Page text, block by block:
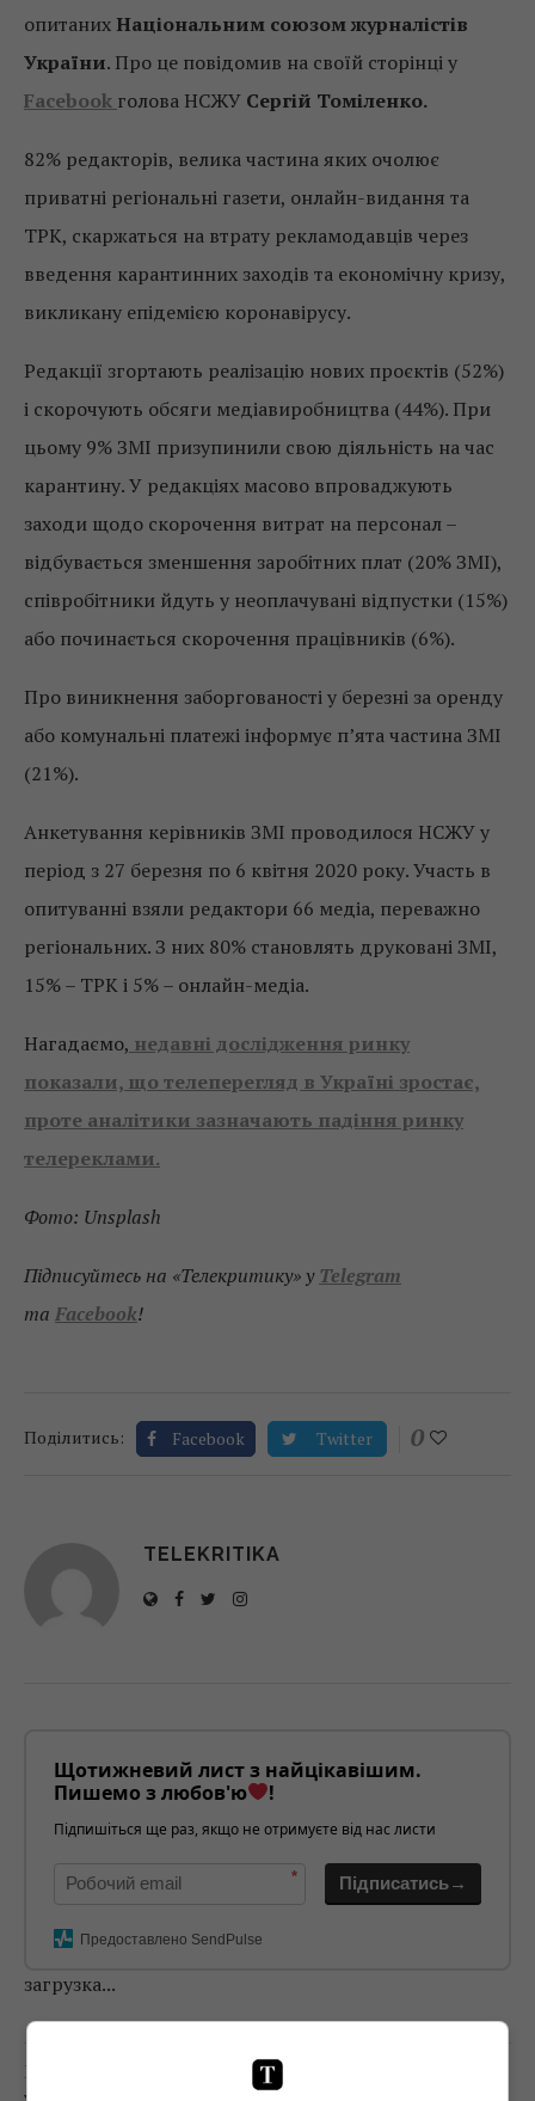
опитаних Національним союзом журналістів
України. Про це повідомив на своїй сторінці у
Facebook голова НСЖУ Сергій Томіленко.
82% редакторів, велика частина яких очолює
приватні регіональні газети, онлайн-видання та
ТРК, скаржаться на втрату рекламодавців через
введення карантинних заходів та економічну кризу,
викликану епідемією коронавірусу.
Редакції згортають реалізацію нових проєктів (52%)
і скорочують обсяги медіавиробництва (44%). При
цьому 9% ЗМІ призупинили свою діяльність на час
карантину. У редакціях масово впроваджують
заходи щодо скорочення витрат на персонал –
відбувається зменшення заробітних плат (20% ЗМІ),
співробітники йдуть у неоплачувані відпустки (15%)
або починається скорочення працівників (6%).
Про виникнення заборгованості у березні за оренду
або комунальні платежі інформує п’ята частина ЗМІ
(21%).
Анкетування керівників ЗМІ проводилося НСЖУ у
період з 27 березня по 6 квітня 2020 року. Участь в
опитуванні взяли редактори 66 медіа, переважно
регіональних. З них 80% становлять друковані ЗМІ,
15% – ТРК і 5% – онлайн-медіа.
Нагадаємо, недавні дослідження ринку
показали, що телеперегляд в Україні зростає,
проте аналітики зазначають падіння ринку
телереклами.
Фото: Unsplash
Підписуйтесь на «Телекритику» у Telegram
та Facebook!
Поділитись: Facebook Twitter 0
TELEKRITIKA
Щотижневий лист з найцікавішим.
Пишемо з любов'ю
!
Підпишіться ще раз, якщо не отримуєте від нас листи
* Підписатись→
Предоставлено SendPulse
загрузка...
Попередня стаття